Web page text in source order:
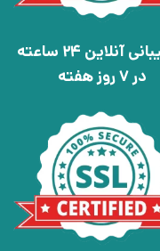
پشتیبانی آنلاین 24 ساعته
در 7 روز هفته